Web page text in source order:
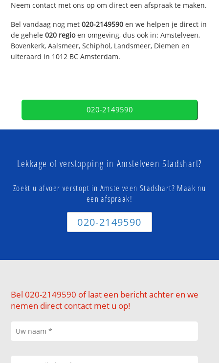
Neem contact met ons op om direct een afspraak te maken.
Bel vandaag nog met020-2149590 en we helpen je direct in
de gehele020 regioen omgeving, dus ook in: Amstelveen,
Bovenkerk, Aalsmeer, Schiphol, Landsmeer, Diemen en
uiteraard in 1012 BC Amsterdam.
020-2149590
Lekkage of verstopping in Amstelveen Stadshart?
Zoekt u afvoer verstopt in Amstelveen Stadshart? Maak nu
een afspraak!
020-2149590
Bel 020-2149590 of laat een bericht achter en we
nemen direct contact met u op!